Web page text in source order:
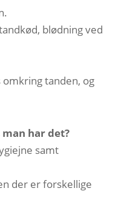
blødning ved
tanden, og
har det?
samt
der er forskellige